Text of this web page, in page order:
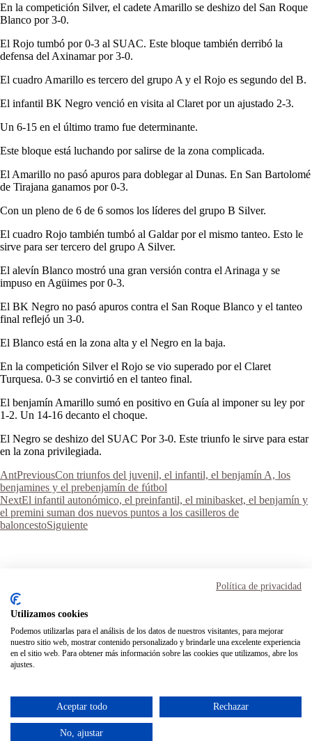
En la competición Silver, el cadete Amarillo se deshizo del San Roque
Blanco por 3-0.
El Rojo tumbó por 0-3 al SUAC. Este bloque también derribó la
defensa del Axinamar por 3-0.
El cuadro Amarillo es tercero del grupo A y el Rojo es segundo del B.
El infantil BK Negro venció en visita al Claret por un ajustado 2-3.
Un 6-15 en el último tramo fue determinante.
Este bloque está luchando por salirse de la zona complicada.
El Amarillo no pasó apuros para doblegar al Dunas. En San Bartolomé
de Tirajana ganamos por 0-3.
Con un pleno de 6 de 6 somos los líderes del grupo B Silver.
El cuadro Rojo también tumbó al Galdar por el mismo tanteo. Esto le
sirve para ser tercero del grupo A Silver.
El alevín Blanco mostró una gran versión contra el Arinaga y se
impuso en Agüimes por 0-3.
El BK Negro no pasó apuros contra el San Roque Blanco y el tanteo
final reflejó un 3-0.
El Blanco está en la zona alta y el Negro en la baja.
En la competición Silver el Rojo se vio superado por el Claret
Turquesa. 0-3 se convirtió en el tanteo final.
El benjamín Amarillo sumó en positivo en Guía al imponer su ley por
1-2. Un 14-16 decanto el choque.
El Negro se deshizo del SUAC Por 3-0. Este triunfo le sirve para estar
en la zona privilegiada.
AntPreviousCon triunfos del juvenil, el infantil, el benjamín A, los
benjamines y el prebenjamín de fútbol
NextEl infantil autonómico, el preinfantil, el minibasket, el benjamín y
el premini suman dos nuevos puntos a los casilleros de
baloncestoSiguiente
Política de cookies
Inicio
Transparencia
Mi cuenta
Instagram Facebook Twitter
contactocdheidelberg@gmail.com
928 35 04 62
Política de privacidad
Utilizamos cookies
Podemos utilizarlas para el análisis de los datos de nuestros visitantes, para mejorar
nuestro sitio web, mostrar contenido personalizado y brindarle una excelente experiencia
en el sitio web. Para obtener más información sobre las cookies que utilizamos, abre los
ajustes.
Aceptar todo Rechazar
No, ajustar